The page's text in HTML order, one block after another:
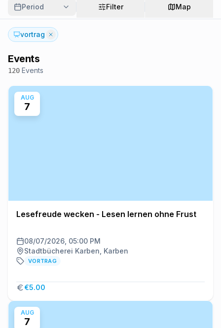
Period Filter Map
vortrag
Events
120 Events
AUG
7
Lesefreude wecken - Lesen lernen ohne Frust
08/07/2026, 05:00 PM
Stadtbücherei Karben, Karben
VORTRAG
€5.00
AUG
7